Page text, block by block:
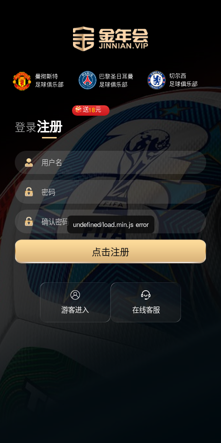
登录注册
送18元
点击注册
游客进入 在线客服
undefined/load.min.js error